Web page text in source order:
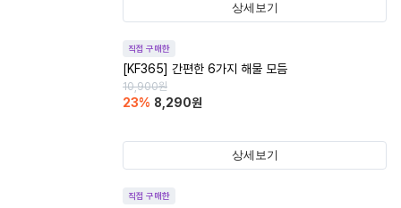
상세보기
직접 구매한
[KF365] 간편한 6가지 해물 모듬
10,900원
23% 8,290원
상세보기
직접 구매한